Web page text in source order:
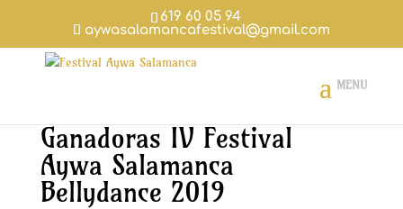
619 60 05 94
aywasalamancafestival@gmail.com
Ganadoras IV Festival
Aywa Salamanca
Bellydance 2019